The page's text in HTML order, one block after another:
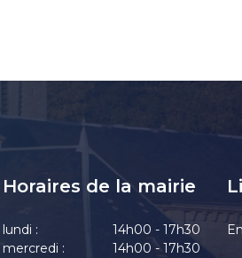
Horaires de la mairie
lundi :
14h00 - 17h30
mercredi :
14h00 - 17h30